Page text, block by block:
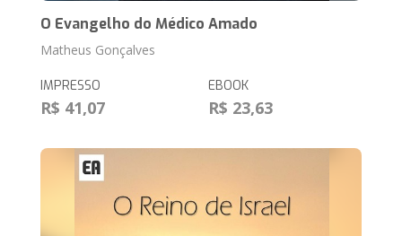
O Evangelho do Médico Amado
Matheus Gonçalves
IMPRESSO
R$ 41,07
EBOOK
R$ 23,63